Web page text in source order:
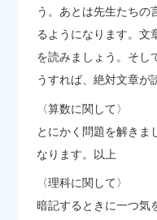
う。あとは先生たちの
るようになります。文
を読みましょう。そし
うすれば、絶対文章が
〈算数に関して〉
とにかく問題を解きま
なります。以上
〈理科に関して〉
暗記するときに一つ気